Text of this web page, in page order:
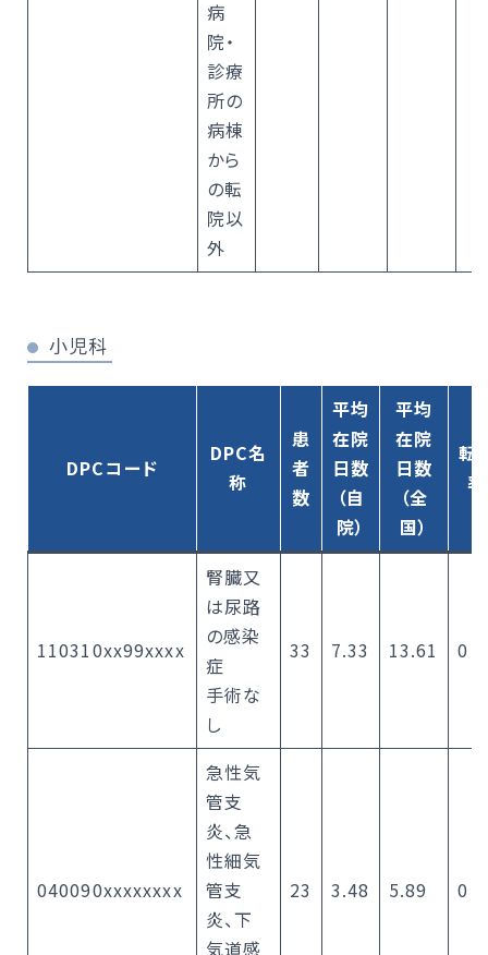
病
院・
診療
所の
病棟
から
の転
院以
外
小児科
DPCコード
DPC名
称
患
者
数
平均
在院
日数
（自
院）
平均
在院
日数
（全
国）
転
率
110310xx99xxxx
腎臓又
は尿路
の感染
症
手術な
し
33 7.33 13.61 0
040090xxxxxxxx
急性気
管支
炎、急
性細気
管支
炎、下
気道感
23 3.48 5.89 0